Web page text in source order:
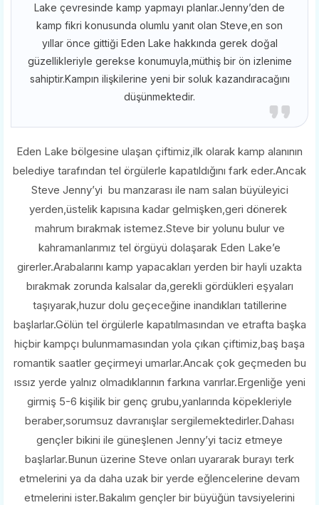
Lake çevresinde kamp yapmayı planlar.Jenny’den de
kamp fikri konusunda olumlu yanıt olan Steve,en son
yıllar önce gittiği Eden Lake hakkında gerek doğal
güzellikleriyle gerekse konumuyla,müthiş bir ön izlenime
sahiptir.Kampın ilişkilerine yeni bir soluk kazandıracağını
düşünmektedir.
Eden Lake bölgesine ulaşan çiftimiz,ilk olarak kamp alanının
belediye tarafından tel örgülerle kapatıldığını fark eder.Ancak
Steve Jenny’yi bu manzarası ile nam salan büyüleyici
yerden,üstelik kapısına kadar gelmişken,geri dönerek
mahrum bırakmak istemez.Steve bir yolunu bulur ve
kahramanlarımız tel örgüyü dolaşarak Eden Lake’e
girerler.Arabalarını kamp yapacakları yerden bir hayli uzakta
bırakmak zorunda kalsalar da,gerekli gördükleri eşyaları
taşıyarak,huzur dolu geçeceğine inandıkları tatillerine
başlarlar.Gölün tel örgülerle kapatılmasından ve etrafta başka
hiçbir kampçı bulunmamasından yola çıkan çiftimiz,baş başa
romantik saatler geçirmeyi umarlar.Ancak çok geçmeden bu
ıssız yerde yalnız olmadıklarının farkına varırlar.Ergenliğe yeni
girmiş 5-6 kişilik bir genç grubu,yanlarında köpekleriyle
beraber,sorumsuz davranışlar sergilemektedirler.Dahası
gençler bikini ile güneşlenen Jenny’yi taciz etmeye
başlarlar.Bunun üzerine Steve onları uyararak burayı terk
etmelerini ya da daha uzak bir yerde eğlencelerine devam
etmelerini ister.Bakalım gençler bir büyüğün tavsiyelerini